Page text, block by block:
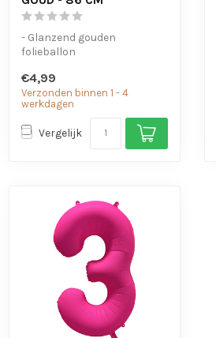
- Glanzend gouden
folieballon
lucht
- Met oogjes om ...
€4,99
Verzonden binnen 1 - 4
werkdagen
Vergelijk